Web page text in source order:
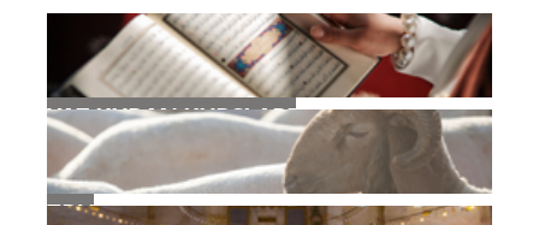
YAZ KURAN KURSLARI
TDV